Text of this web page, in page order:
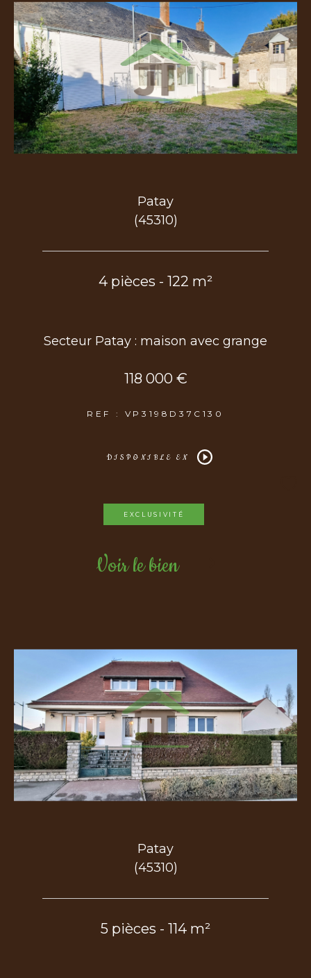
Patay
(45310)
4 pièces - 122 m²
Secteur Patay : maison avec grange
118 000 €
REF : VP3198D37C130
DISPONIBLE EN
EXCLUSIVITÉ
Voir le bien
Patay
(45310)
5 pièces - 114 m²